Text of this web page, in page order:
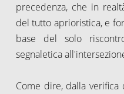
precedenza, che in
del tutto aprioristica, e
base del solo
segnaletica
Come dire, dalla verifica